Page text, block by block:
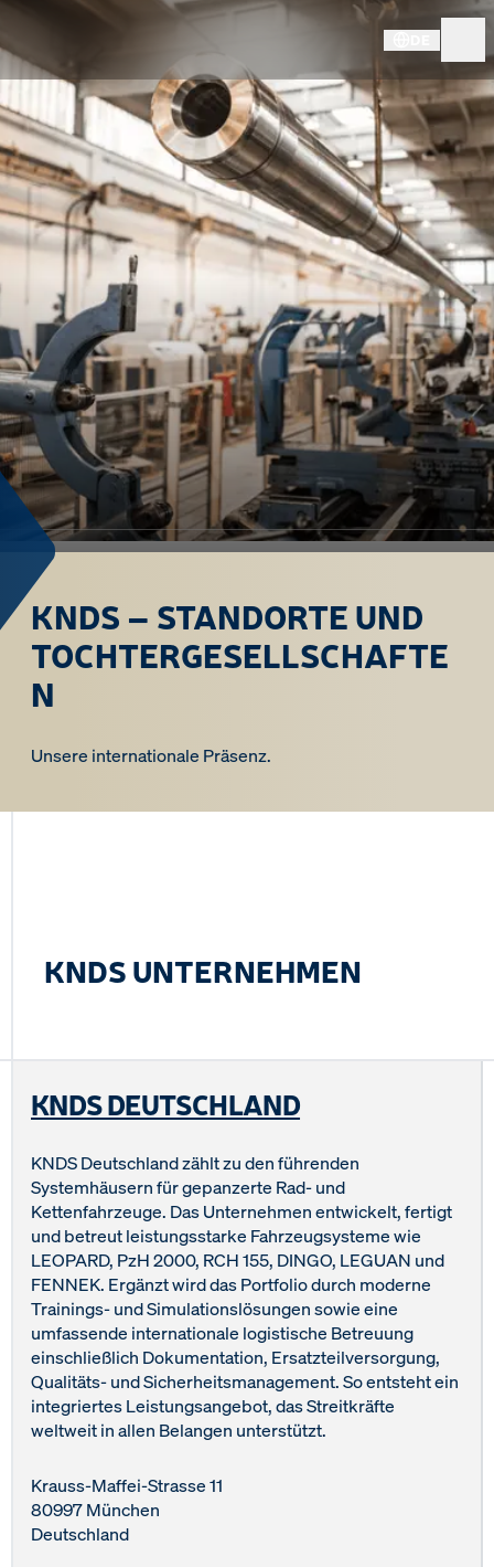
KNDS - STANDORTE
KNDS – STANDORTE UND
TOCHTERGESELLSCHAFTE
N
Unsere internationale Präsenz.
KNDS UNTERNEHMEN
KNDS DEUTSCHLAND
KNDS Deutschland zählt zu den führenden
Systemhäusern für gepanzerte Rad- und
Kettenfahrzeuge. Das Unternehmen entwickelt, fertigt
und betreut leistungsstarke Fahrzeugsysteme wie
LEOPARD, PzH 2000, RCH 155, DINGO, LEGUAN und
FENNEK. Ergänzt wird das Portfolio durch moderne
Trainings- und Simulationslösungen sowie eine
umfassende internationale logistische Betreuung
einschließlich Dokumentation, Ersatzteilversorgung,
Qualitäts- und Sicherheitsmanagement. So entsteht ein
integriertes Leistungsangebot, das Streitkräfte
weltweit in allen Belangen unterstützt.
Krauss-Maffei-Strasse 11
80997 München
Deutschland